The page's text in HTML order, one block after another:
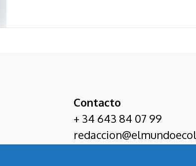
Contacto
+ 34 643 84 07 99